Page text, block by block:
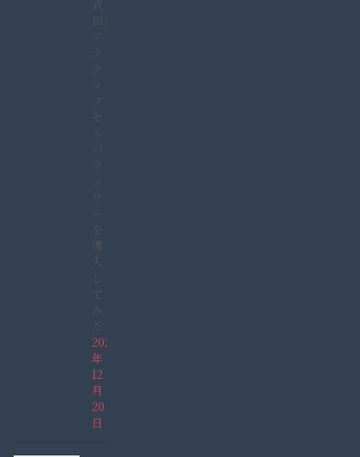
式
10A
ア
ク
テ
ィ
ブ
セ
ル
バ
ラ
ン
サ
ー
を
導
入
し
て
み
た
2021
年
12
月
20
日